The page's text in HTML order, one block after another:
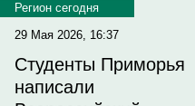
Регион сегодня
29 Мая 2026, 16:37
Студенты Приморья
написали